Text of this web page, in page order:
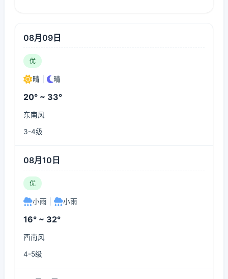
08月09日
优
晴 晴
20° ~ 33°
东南风
3-4级
08月10日
优
小雨 小雨
16° ~ 32°
西南风
4-5级